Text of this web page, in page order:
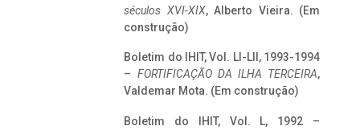
séculos XVI-XIX, Alberto Vieira. (Em
construção)
Boletim do IHIT, Vol. LI-LII, 1993-1994
– FORTIFICAÇÃO DA ILHA TERCEIRA,
Valdemar Mota. (Em construção)
Boletim do IHIT, Vol. L, 1992 –